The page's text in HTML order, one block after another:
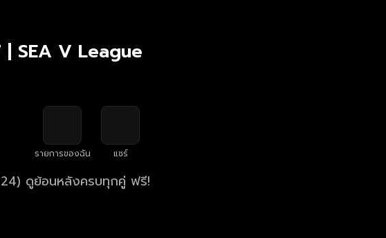
SEA V League
รายการของฉัน แชร์
ดูย้อนหลังครบทุกคู่ ฟรี!